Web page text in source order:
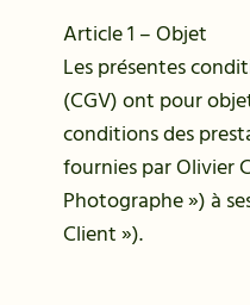
Article 1 – Objet
Les présentes
(CGV) ont pour
conditions des
fournies par Olivier
Photographe ») à
Client »).